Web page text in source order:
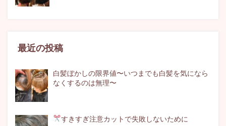
最近の投稿
白髪ぼかしの限界値〜いつまでも白髪を気になら
なくするのは無理〜
すきすぎ注意カットで失敗しないために